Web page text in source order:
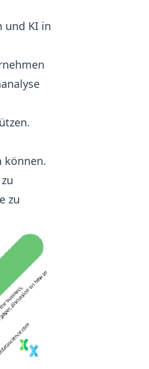
und KI in
können.
zu